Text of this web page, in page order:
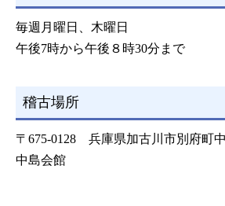
毎週月曜日、木曜日
午後7時から午後８時30分まで
稽古場所
〒675-0128 兵庫県加古川市別府町
中島会館